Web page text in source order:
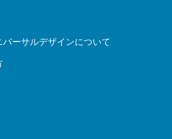
ーサルデザインについて